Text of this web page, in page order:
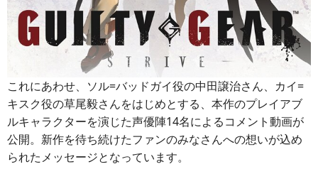
これにあわせ、ソル=バッドガイ役の中田譲治さん、カイ=
キスク役の草尾毅さんをはじめとする、本作のプレイアブ
ルキャラクターを演じた声優陣14名によるコメント動画が
公開。新作を待ち続けたファンのみなさんへの想いが込め
られたメッセージとなっています。